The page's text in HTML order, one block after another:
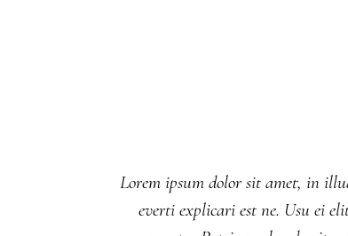
Lorem ipsum dolor sit amet, in
everti explicari est ne. Usu ei